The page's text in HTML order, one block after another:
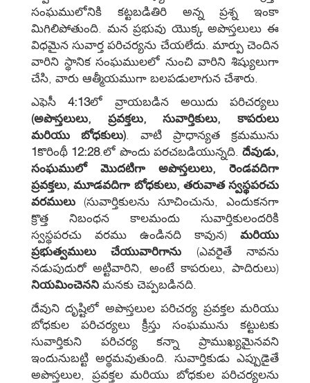
సంఘములోనికి కట్టబడితిరి అన్న ప్రశ్న ఇంకా
మిగిలిపోతుంది. మన ప్రభువు యొక్క అపొస్తలులు ఈ
విధమైన సువార్త పరిచర్యను చేయలేదు. మార్పు చెందిన
వారిని స్థానిక సంఘములలో నుంచి వారిని శిష్యులుగా
చేసి, వారు ఆత్మీయముగా బలపడులాగున చేశారు.
ఎఫెసీ4:13లో వ్రాయబడిన అయిదు పరిచర్యలు
(అపొస్తలులు, ప్రవక్తలు, సువార్తికులు, కాపరులు
మరియు బోధకులు) . వాటి ప్రాధాన్యత క్రమమును
1కొరింథీ 12:28.లో పొందు పరచబడియున్నది. దేవుడు,
సంఘములో మొదటిగా అపొస్తలులు, రెండవదిగా
ప్రవక్తలు, మూడవదిగా బోధకులు, తరువాత స్వస్థపరచు
వరములు (సువార్తికులను సూచించును, ఎందుకనగా
క్రొత్త నిబంధన కాలమందు సువార్తికులందరికి
స్వస్థపరచు వరము ఉండినది కావున) మరియు
ప్రభుత్వములు చేయువారిగాను (ఎవరైతే నావను
నడుపుదురో అట్టివారిని, అంటే కాపరులు, పాదిరులు)
నియమించెనని మనకు చెప్పబడినది.
దేవుని దృష్టిలో అపొస్తలుల పరిచర్య ప్రవక్తల మరియు
బోధకుల పరిచర్యలు క్రీస్తు సంఘమును కట్టుటకు
సువార్తికుని పరిచర్య కన్నా ప్రాముఖ్యమైనవని
ఇందునుబట్టి అర్థమవుతుంది. సువార్తికుడు ఎప్పుడైతే
అపొస్తలుల, ప్రవక్తల మరియు బోధకుల పరిచర్యలను